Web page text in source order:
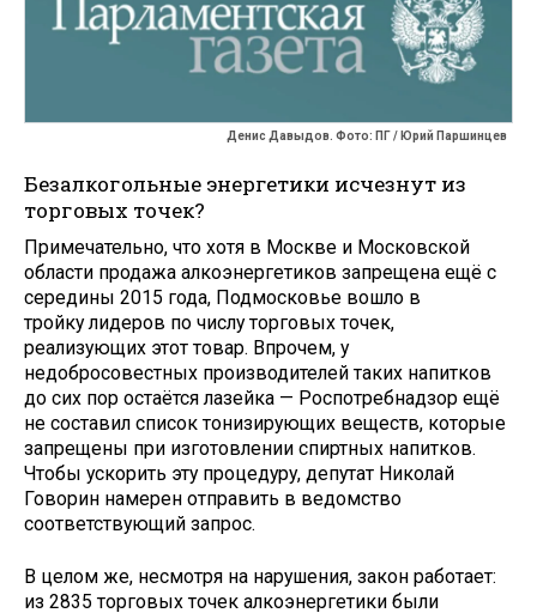
Денис Давыдов. Фото: ПГ / Юрий Паршинцев
Безалкогольные энергетики исчезнут из
торговых точек?
Примечательно, что хотя в Москве и Московской
области продажа алкоэнергетиков запрещена ещё с
середины 2015 года, Подмосковье вошло в
тройку лидеров по числу торговых точек,
реализующих этот товар. Впрочем, у
недобросовестных производителей таких напитков
до сих пор остаётся лазейка — Роспотребнадзор ещё
не составил список тонизирующих веществ, которые
запрещены при изготовлении спиртных напитков.
Чтобы ускорить эту процедуру, депутат Николай
Говорин намерен отправить в ведомство
соответствующий запрос.
В целом же, несмотря на нарушения, закон работает:
из 2835 торговых точек алкоэнергетики были